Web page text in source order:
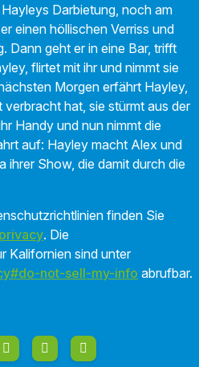
Darbietung, noch am
einen höllischen Verriss und
Dann geht er in eine Bar, trifft
flirtet mit ihr und nimmt sie
Morgen erfährt Hayley,
hat, sie stürmt aus der
Handy und nun nimmt die
auf: Hayley macht Alex und
ihrer Show, die damit durch die
finden Sie
. Die
Kalifornien sind unter
not-sell-my-info abrufbar.